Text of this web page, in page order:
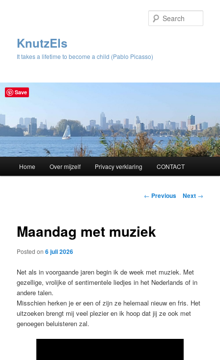
KnutzEls
It takes a lifetime to become a child (Pablo Picasso)
Skip
content
Home Over mijzelf Privacy verklaring CONTACT
Post
← Previous Next →
Maandag met muziek
Posted on6 juli 2026
Net als in voorgaande jaren begin ik de week met muziek. Met
gezellige, vrolijke of sentimentele liedjes in het Nederlands of in
andere talen.
Misschien herken je er een of zijn ze helemaal nieuw en fris. Het
uitzoeken brengt mij veel plezier en ik hoop dat jij ze ook met
genoegen beluisteren zal.
Save